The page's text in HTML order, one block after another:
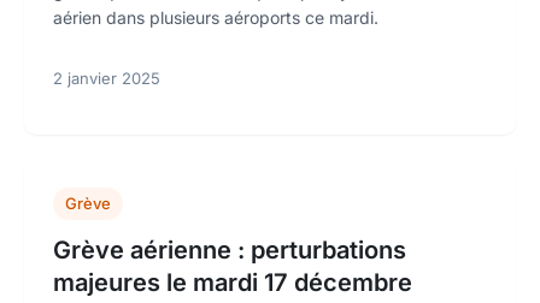
aérien dans plusieurs aéroports ce mardi.
2 janvier 2025
Grève
Grève aérienne : perturbations
majeures le mardi 17 décembre